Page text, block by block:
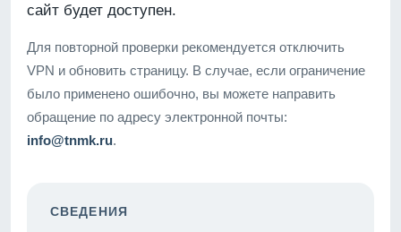
сайт будет доступен.
Для повторной проверки рекомендуется отключить
VPN и обновить страницу. В случае, если ограничение
было применено ошибочно, вы можете направить
обращение по адресу электронной почты:
info@tnmk.ru.
СВЕДЕНИЯ